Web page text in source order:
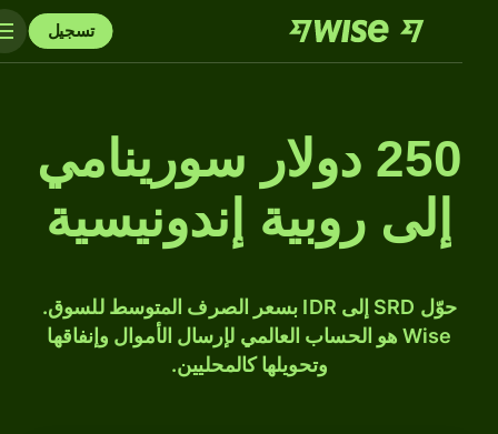
تسجيل
250 دولار سورينامي
إلى روبية إندونيسية
حوّل SRD إلى IDR بسعر الصرف المتوسط للسوق.
Wise هو الحساب العالمي لإرسال الأموال وإنفاقها
وتحويلها كالمحليين.